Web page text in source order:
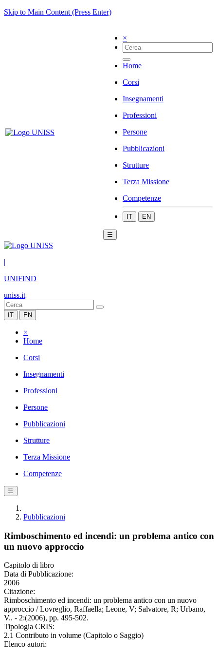
Skip to Main Content (Press Enter)
×
Home
Corsi
Insegnamenti
Professioni
Persone
Pubblicazioni
Strutture
Terza Missione
Competenze
IT EN
☰
|
UNIFIND
uniss.it
IT EN
×
Home
Corsi
Insegnamenti
Professioni
Persone
Pubblicazioni
Strutture
Terza Missione
Competenze
☰
Pubblicazioni
Rimboschimento ed incendi: un problema antico con
un nuovo approccio
Capitolo di libro
Data di Pubblicazione:
2006
Citazione:
Rimboschimento ed incendi: un problema antico con un nuovo
approccio / Lovreglio, Raffaella; Leone, V; Salvatore, R; Urbano,
V.. - 2:(2006), pp. 495-502.
Tipologia CRIS:
2.1 Contributo in volume (Capitolo o Saggio)
Elenco autori: